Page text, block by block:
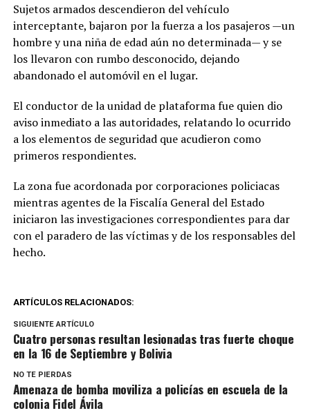
Sujetos armados descendieron del vehículo
interceptante, bajaron por la fuerza a los pasajeros —un
hombre y una niña de edad aún no determinada— y se
los llevaron con rumbo desconocido, dejando
abandonado el automóvil en el lugar.
El conductor de la unidad de plataforma fue quien dio
aviso inmediato a las autoridades, relatando lo ocurrido
a los elementos de seguridad que acudieron como
primeros respondientes.
La zona fue acordonada por corporaciones policiacas
mientras agentes de la Fiscalía General del Estado
iniciaron las investigaciones correspondientes para dar
con el paradero de las víctimas y de los responsables del
hecho.
ARTÍCULOS RELACIONADOS:
SIGUIENTE ARTÍCULO
Cuatro personas resultan lesionadas tras fuerte choque
en la 16 de Septiembre y Bolivia
NO TE PIERDAS
Amenaza de bomba moviliza a policías en escuela de la
colonia Fidel Ávila